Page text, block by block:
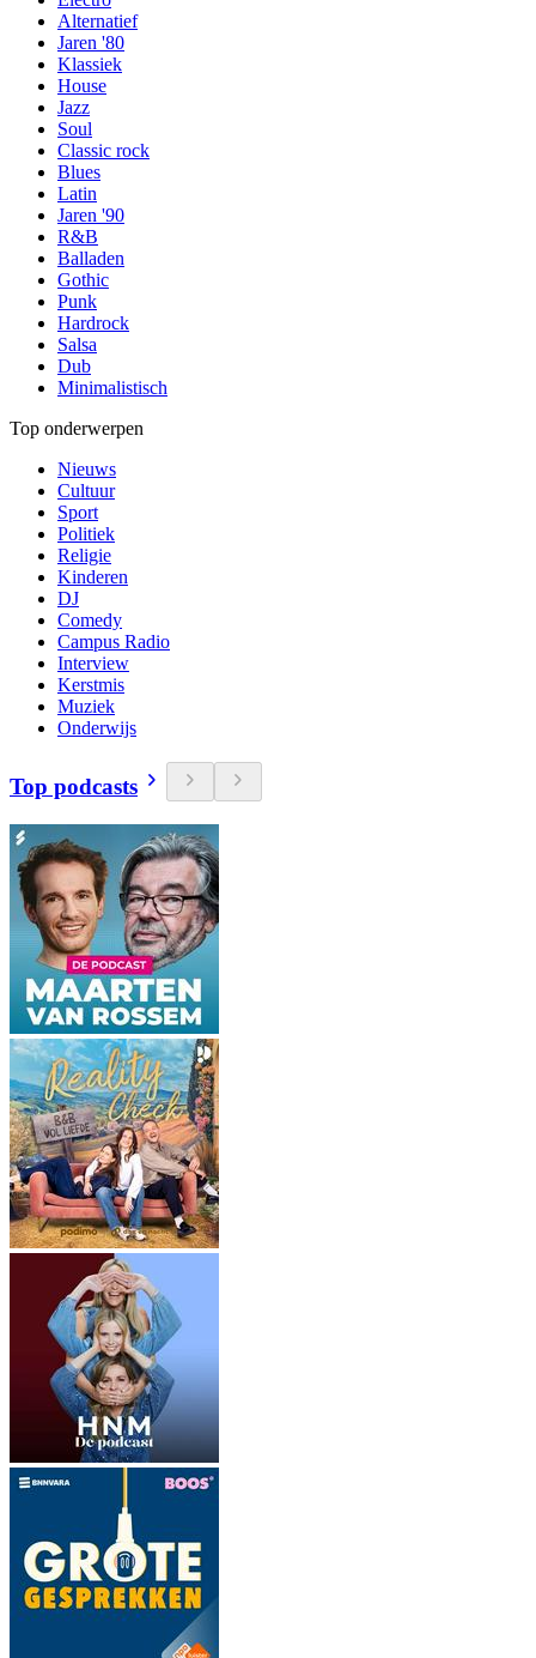
Alternatief
Jaren '80
Klassiek
House
Jazz
Soul
Classic rock
Blues
Latin
Jaren '90
R&B
Balladen
Gothic
Punk
Hardrock
Salsa
Dub
Minimalistisch
Top onderwerpen
Nieuws
Cultuur
Sport
Politiek
Religie
Kinderen
DJ
Comedy
Campus Radio
Interview
Kerstmis
Muziek
Onderwijs
Top podcasts